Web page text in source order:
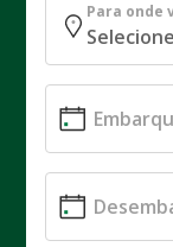
Para onde